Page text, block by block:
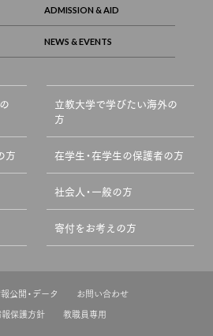
立教大学で学びたい海外の
方
方 在学生・在学生の保護者の方
社会人・一般の方
寄付をお考えの方
公開・データ
お問い合わせ
保護方針
教職員専用